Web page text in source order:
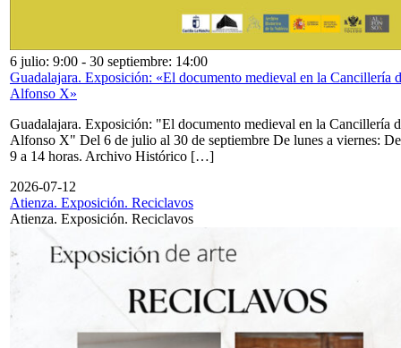
6 julio: 9:00 - 30 septiembre: 14:00
Guadalajara. Exposición: «El documento medieval en la Cancillería
Alfonso X»
Guadalajara. Exposición: "El documento medieval en la Cancillería
Alfonso X" Del 6 de julio al 30 de septiembre De lunes a viernes: De
9 a 14 horas. Archivo Histórico […]
2026-07-12
Atienza. Exposición. Reciclavos
Atienza. Exposición. Reciclavos